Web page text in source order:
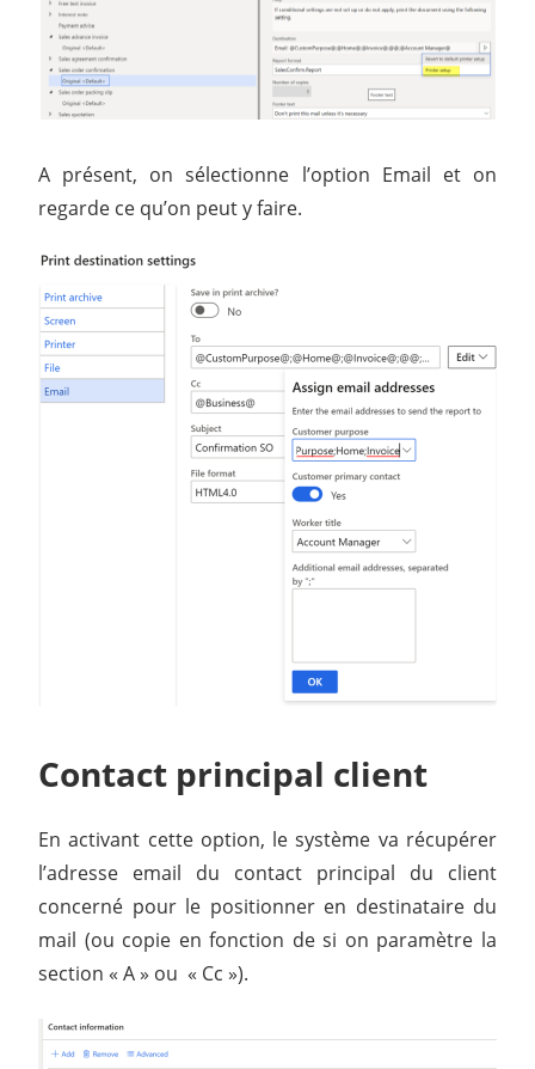
A présent, on sélectionne l’option Email et on
regarde ce qu’on peut y faire.
Contact principal client
En activant cette option, le système va récupérer
l’adresse email du contact principal du client
concerné pour le positionner en destinataire du
mail (ou copie en fonction de si on paramètre la
section « A » ou « Cc »).